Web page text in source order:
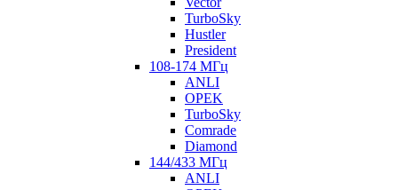
TurboSky
Hustler
President
108-174 МГц
ANLI
OPEK
TurboSky
Comrade
Diamond
144/433 МГц
ANLI